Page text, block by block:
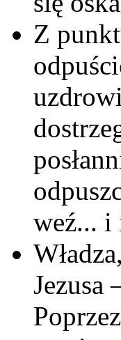
Z
weź... i
Jezusa